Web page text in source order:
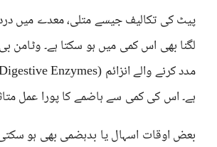
پیٹ کی تکالیف جیسے متلی، معدے میں
ہے۔ اس کی کمی سے ہاضمے کا پورا عمل
بعض اوقات اسہال یا بدہضمی بھی ہو